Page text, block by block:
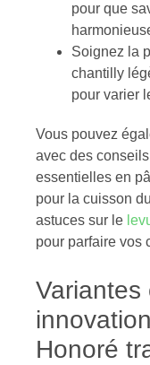
pour que
Soignez la
chantilly
pour varier
Vous pouvez
avec des
essentielles en
pour la cuisson
astuces sur le
pour parfaire vos
Variantes
Honoré